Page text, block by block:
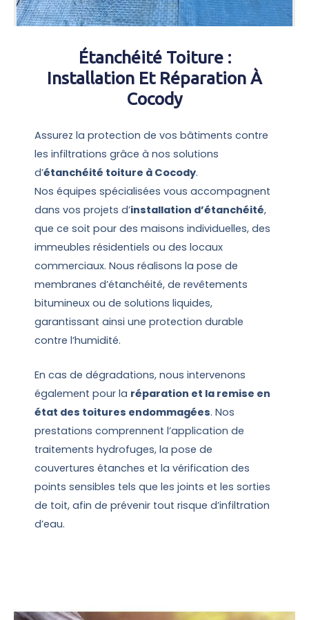
Étanchéité Toiture :
Installation Et Réparation À
Cocody
Assurez la protection de vos bâtiments contre
les infiltrations grâce à nos solutions
d’étanchéité toiture à Cocody.
Nos équipes spécialisées vous accompagnent
dans vos projets d’installation d’étanchéité,
que ce soit pour des maisons individuelles, des
immeubles résidentiels ou des locaux
commerciaux. Nous réalisons la pose de
membranes d’étanchéité, de revêtements
bitumineux ou de solutions liquides,
garantissant ainsi une protection durable
contre l’humidité.
En cas de dégradations, nous intervenons
également pour la réparation et la remise en
état des toitures endommagées. Nos
prestations comprennent l’application de
traitements hydrofuges, la pose de
couvertures étanches et la vérification des
points sensibles tels que les joints et les sorties
de toit, afin de prévenir tout risque d’infiltration
d’eau.